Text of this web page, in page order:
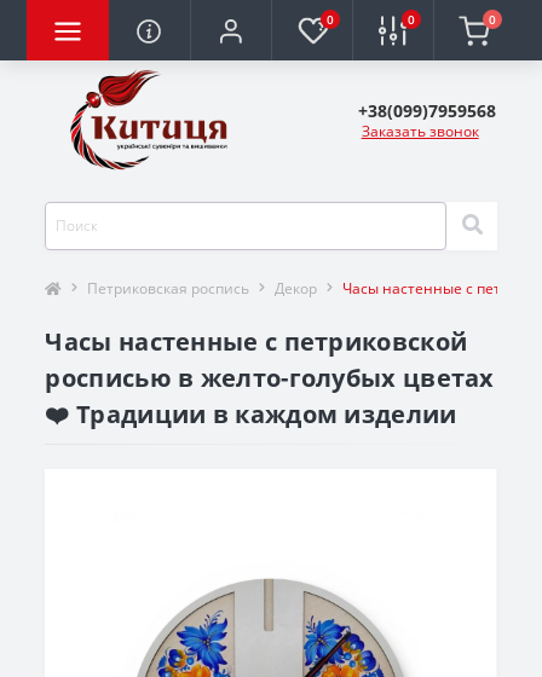
0 0 0
+38(099)7959568
Заказать звонок
Петриковская роспись Декор Часы настенные с
Часы настенные с петриковской
росписью в желто-голубых цветах
❤️ Традиции в каждом изделии